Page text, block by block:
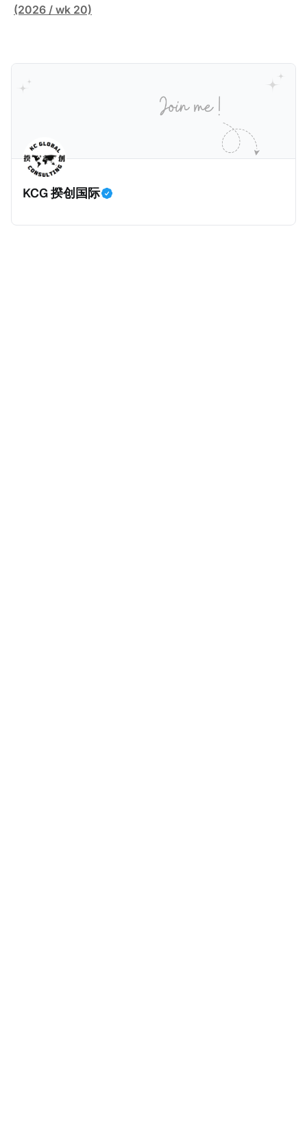
最低税款。《工具包》主要目标是协助税务机关建立稳
(2026 / wk 20)
KCG 揆创国际